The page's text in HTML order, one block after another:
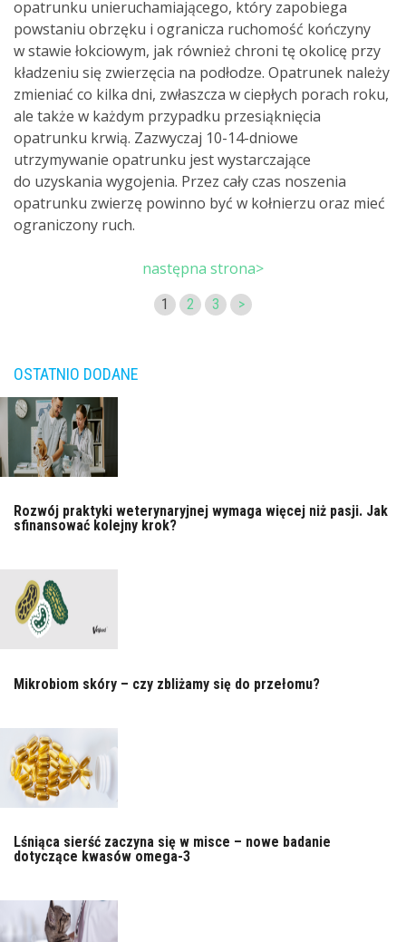
opatrunku unieruchamiającego, który zapobiega
powstaniu obrzęku i ogranicza ruchomość kończyny
w stawie łokciowym, jak również chroni tę okolicę przy
kładzeniu się zwierzęcia na podłodze. Opatrunek należy
zmieniać co kilka dni, zwłaszcza w ciepłych porach roku,
ale także w każdym przypadku przesiąknięcia
opatrunku krwią. Zazwyczaj 10-14-dniowe
utrzymywanie opatrunku jest wystarczające
do uzyskania wygojenia. Przez cały czas noszenia
opatrunku zwierzę powinno być w kołnierzu oraz mieć
ograniczony ruch.
następna strona>
1 2 3 >
OSTATNIO DODANE
Rozwój praktyki weterynaryjnej wymaga więcej niż pasji. Jak
sfinansować kolejny krok?
Mikrobiom skóry – czy zbliżamy się do przełomu?
Lśniąca sierść zaczyna się w misce – nowe badanie
dotyczące kwasów omega-3